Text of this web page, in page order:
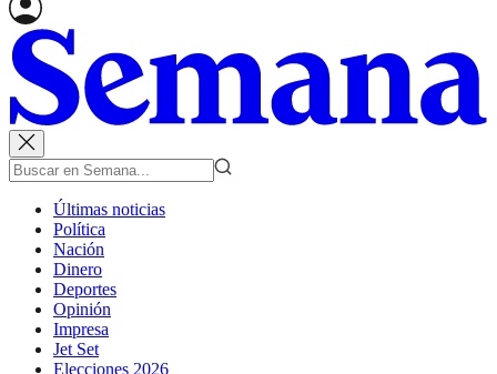
Últimas noticias
Política
Nación
Dinero
Deportes
Opinión
Impresa
Jet Set
Elecciones 2026